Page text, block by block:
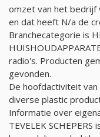
omzet van het bedrijf
en dat heeft N/a de
Branchecategorie is
radio's. Producten
gevonden.
De hoofdactiviteit van
diverse plastic
Informatie over
TEVELEK